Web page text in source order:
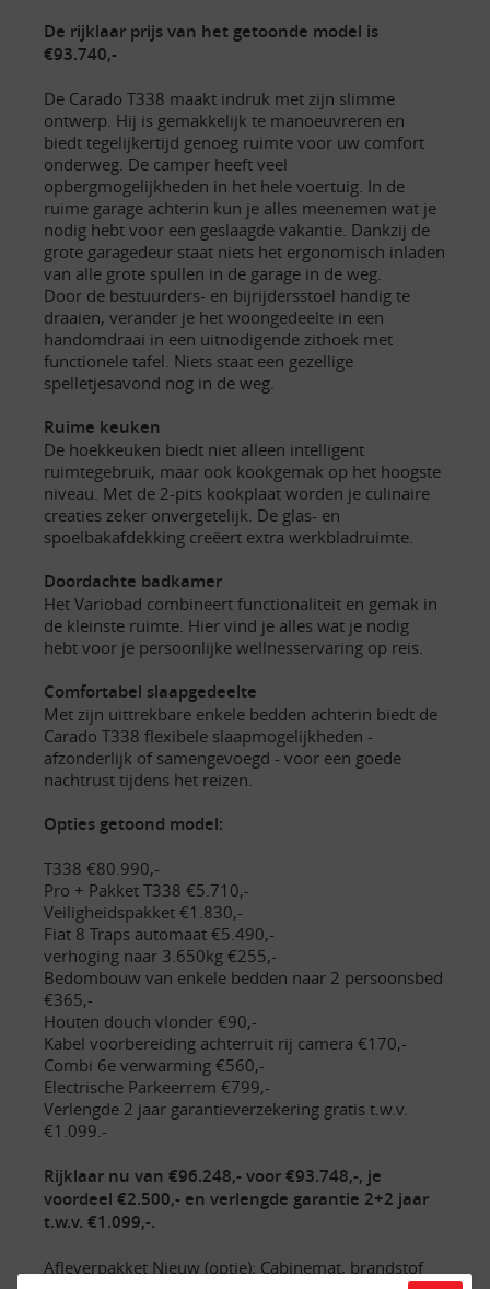
De rijklaar prijs van het getoonde model is
€93.740,-
De Carado T338 maakt indruk met zijn slimme
ontwerp. Hij is gemakkelijk te manoeuvreren en
biedt tegelijkertijd genoeg ruimte voor uw comfort
onderweg. De camper heeft veel
opbergmogelijkheden in het hele voertuig. In de
ruime garage achterin kun je alles meenemen wat je
nodig hebt voor een geslaagde vakantie. Dankzij de
grote garagedeur staat niets het ergonomisch inladen
van alle grote spullen in de garage in de weg.
Door de bestuurders- en bijrijdersstoel handig te
draaien, verander je het woongedeelte in een
handomdraai in een uitnodigende zithoek met
functionele tafel. Niets staat een gezellige
spelletjesavond nog in de weg.
Ruime keuken
De hoekkeuken biedt niet alleen intelligent
ruimtegebruik, maar ook kookgemak op het hoogste
niveau. Met de 2-pits kookplaat worden je culinaire
creaties zeker onvergetelijk. De glas- en
spoelbakafdekking creëert extra werkbladruimte.
Doordachte badkamer
Het Variobad combineert functionaliteit en gemak in
de kleinste ruimte. Hier vind je alles wat je nodig
hebt voor je persoonlijke wellnesservaring op reis.
Comfortabel slaapgedeelte
Met zijn uittrekbare enkele bedden achterin biedt de
Carado T338 flexibele slaapmogelijkheden -
afzonderlijk of samengevoegd - voor een goede
nachtrust tijdens het reizen.
Opties getoond model:
T338 €80.990,-
Pro + Pakket T338 €5.710,-
Veiligheidspakket €1.830,-
Fiat 8 Traps automaat €5.490,-
verhoging naar 3.650kg €255,-
Bedombouw van enkele bedden naar 2 persoonsbed
€365,-
Houten douch vlonder €90,-
Kabel voorbereiding achterruit rij camera €170,-
Combi 6e verwarming €560,-
Electrische Parkeerrem €799,-
Verlengde 2 jaar garantieverzekering gratis t.w.v.
€1.099.-
Rijklaar nu van €96.248,- voor €93.748,-, je
voordeel €2.500,- en verlengde garantie 2+2 jaar
t.w.v. €1.099,-.
Afleverpakket Nieuw (optie); Cabinemat, brandstof